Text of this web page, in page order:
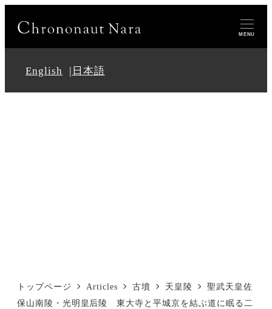
MENU
English 日本語
トップページ Articles 古墳 天皇陵
聖武天皇佐
保山南陵・光明皇后陵 東大寺と平城京を結ぶ道に眠る二